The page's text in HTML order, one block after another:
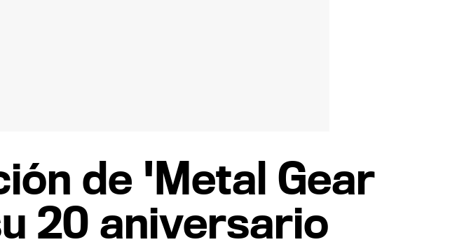
de 'Metal Gear
20 aniversario